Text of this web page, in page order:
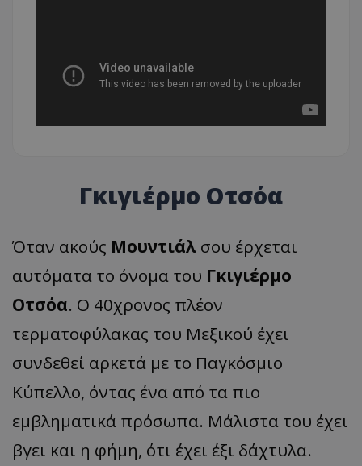
Γκιγιέρμο Οτσόα
Όταν ακούς Μουντιάλ σου έρχεται
αυτόματα το όνομα του Γκιγιέρμο
Οτσόα. Ο 40χρονος πλέον
τερματοφύλακας του Μεξικού έχει
συνδεθεί αρκετά με το Παγκόσμιο
Κύπελλο, όντας ένα από τα πιο
εμβληματικά πρόσωπα. Μάλιστα του έχει
βγει και η φήμη, ότι έχει έξι δάχτυλα.